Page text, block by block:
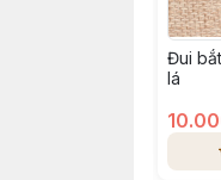
Đui
lá